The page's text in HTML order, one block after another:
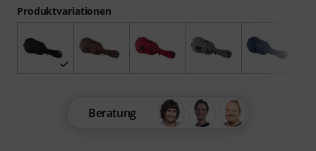
Produktvariationen
Beratung